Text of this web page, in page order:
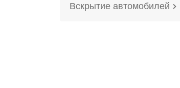
Вскрытие автомобилей